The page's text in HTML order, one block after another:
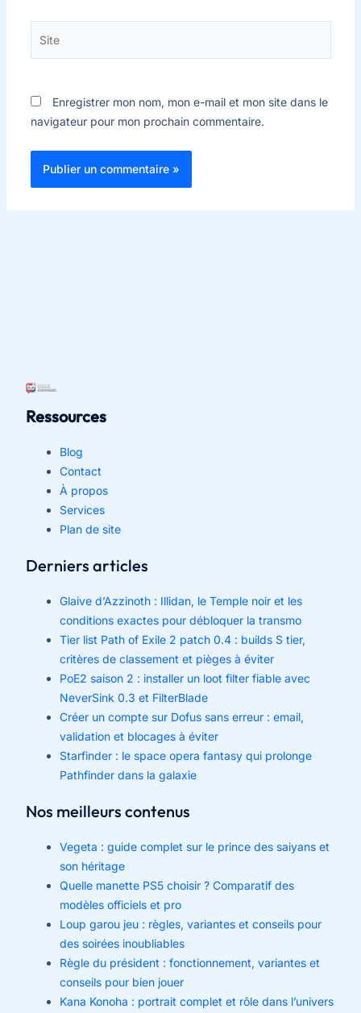
Enregistrer mon nom, mon e-mail et mon site dans le
navigateur pour mon prochain commentaire.
Ressources
Blog
Contact
À propos
Services
Plan de site
Derniers articles
Glaive d’Azzinoth : Illidan, le Temple noir et les
conditions exactes pour débloquer la transmo
Tier list Path of Exile 2 patch 0.4 : builds S tier,
critères de classement et pièges à éviter
PoE2 saison 2 : installer un loot filter fiable avec
NeverSink 0.3 et FilterBlade
Créer un compte sur Dofus sans erreur : email,
validation et blocages à éviter
Starfinder : le space opera fantasy qui prolonge
Pathfinder dans la galaxie
Nos meilleurs contenus
Vegeta : guide complet sur le prince des saiyans et
son héritage
Quelle manette PS5 choisir ? Comparatif des
modèles officiels et pro
Loup garou jeu : règles, variantes et conseils pour
des soirées inoubliables
Règle du président : fonctionnement, variantes et
conseils pour bien jouer
Kana Konoha : portrait complet et rôle dans l’univers